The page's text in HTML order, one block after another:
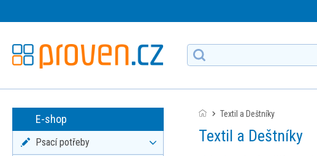
E-shop
Psací potřeby
Textil a Deštníky
Textil a Deštníky